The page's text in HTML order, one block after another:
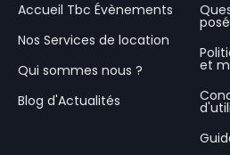
Accueil Tbc Évènements
Nos Services de location
Qui sommes nous ?
Blog d'Actualités
et